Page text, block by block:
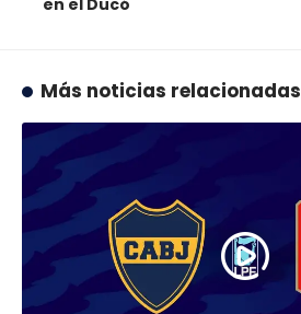
en el Ducó
Más noticias relacionadas